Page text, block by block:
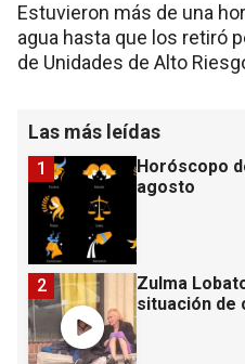
Estuvieron más de una
agua hasta que los retiró
de Unidades de Alto
Las más leídas
Horóscopo
agosto
1
Zulma
situación de
2